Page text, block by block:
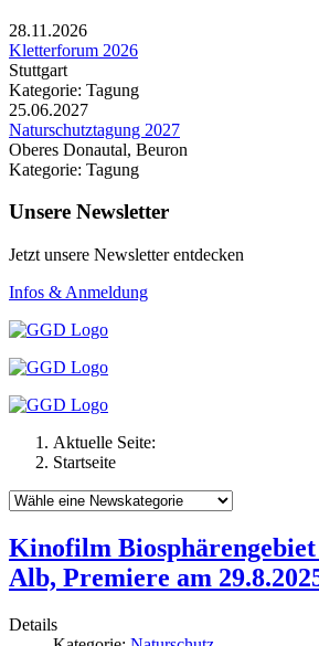
28.11.2026
Kletterforum 2026
Stuttgart
Kategorie: Tagung
25.06.2027
Naturschutztagung 2027
Oberes Donautal, Beuron
Kategorie: Tagung
Unsere Newsletter
Jetzt unsere Newsletter entdecken
Infos & Anmeldung
Aktuelle Seite:
Startseite
Kinofilm Biosphärengebiet
Alb, Premiere am
Details